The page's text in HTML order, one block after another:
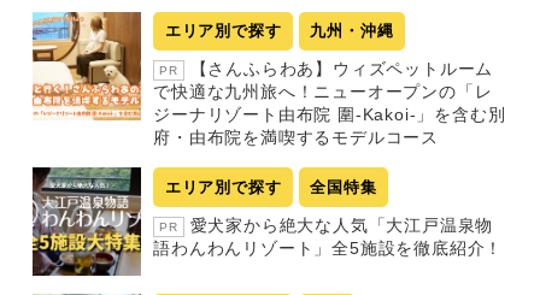
ジ
送
り
エリア別で探す 九州・沖縄
PR
【さんふらわあ】ウィズペットルーム
で快適な九州旅へ！ニューオープンの「レ
ジーナリゾート由布院 圍-Kakoi-」を含む別
府・由布院を満喫するモデルコース
エリア別で探す 全国特集
PR
愛犬家から絶大な人気「大江戸温泉物
語わんわんリゾート」全5施設を徹底紹介！